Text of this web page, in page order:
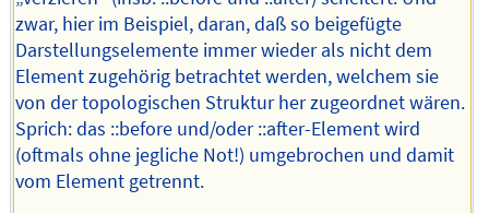
zwar, hier im Beispiel, daran, daß so beigefügte
Darstellungselemente immer wieder als nicht dem
Element zugehörig betrachtet werden, welchem sie
von der topologischen Struktur her zugeordnet wären.
Sprich: das ::before und/oder ::after-Element wird
(oftmals ohne jegliche Not!) umgebrochen und damit
vom Element getrennt.